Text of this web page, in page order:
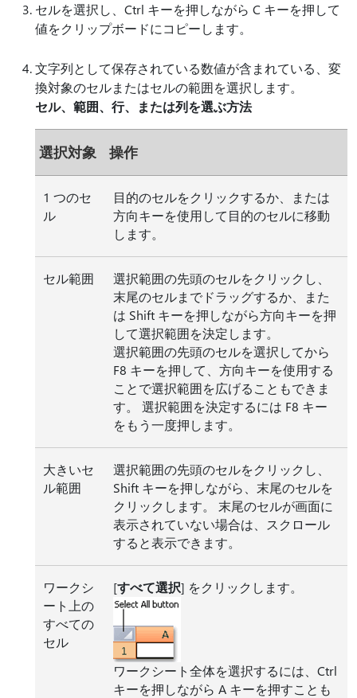
セルを選択し、Ctrl キーを押しながら C キーを押して
値をクリップボードにコピーします。
文字列として保存されている数値が含まれている、変
換対象のセルまたはセルの範囲を選択します。
セル、範囲、行、または列を選ぶ方法
選択対象 操作
1 つのセ
ル
目的のセルをクリックするか、または
方向キーを使用して目的のセルに移動
します。
セル範囲
選択範囲の先頭のセルをクリックし、
末尾のセルまでドラッグするか、また
は Shift キーを押しながら方向キーを押
して選択範囲を決定します。
選択範囲の先頭のセルを選択してから
F8 キーを押して、方向キーを使用する
ことで選択範囲を広げることもできま
す。 選択範囲を決定するには F8 キー
をもう一度押します。
大きいセ
ル範囲
選択範囲の先頭のセルをクリックし、
Shift キーを押しながら、末尾のセルを
クリックします。 末尾のセルが画面に
表示されていない場合は、スクロール
すると表示できます。
ワークシ
ート上の
すべての
セル
[すべて選択] をクリックします。
ワークシート全体を選択するには、Ctrl
キーを押しながら A キーを押すことも